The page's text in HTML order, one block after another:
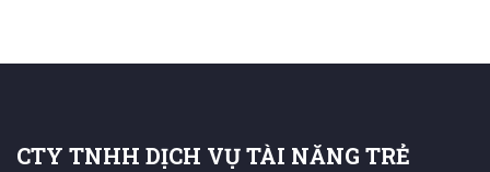
CTY TNHH DỊCH VỤ TÀI NĂNG TRẺ